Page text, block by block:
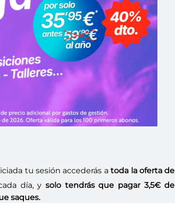
tu sesión accederás atoda la oferta de
día, ysolo tendrás que pagar 3,5€ de
saques.